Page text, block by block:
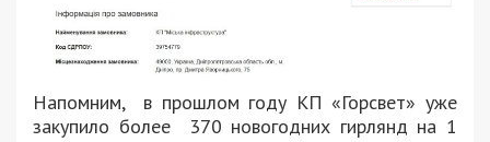
Напомним, в прошлом году КП «Горсвет» уже
закупило более 370 новогодних гирлянд на 1